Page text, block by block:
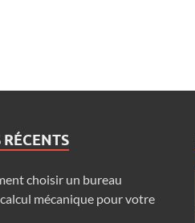
choisir un bureau
mécanique pour votre